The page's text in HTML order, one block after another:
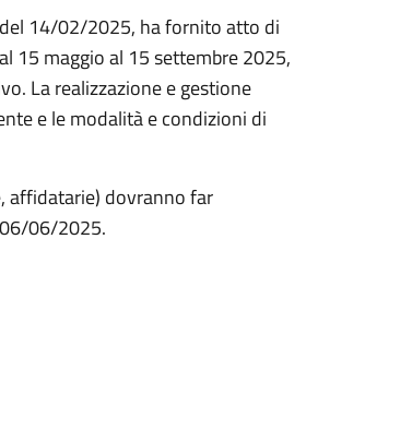
14/02/2025, ha fornito atto di
15 maggio al 15 settembre 2025,
La realizzazione e gestione
e le modalità e condizioni di
affidatarie) dovranno far
06/2025.